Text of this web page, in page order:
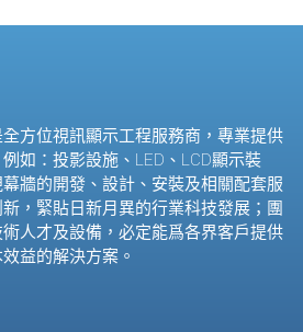
全方位視訊顯示工程服務商，專業提供
如：投影設施、 LED 、 LCD顯示裝
牆的開發、設計、安裝及相關配套服
，緊貼日新月異的行業科技發展；團
人才及設備，必定能爲各界客戶提供
益的解決方案。